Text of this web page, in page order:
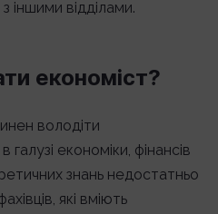
іншими відділами.
економіст?
володіти
економіки, фінансів
знань недостатньо
які вміють